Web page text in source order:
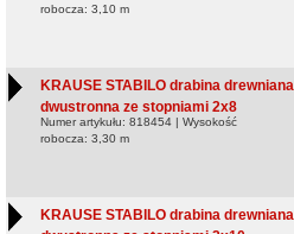
robocza: 3,10 m
KRAUSE STABILO drabina drewniana
dwustronna ze stopniami 2x8
Numer artykułu: 818454 | Wysokość
robocza: 3,30 m
KRAUSE STABILO drabina drewniana